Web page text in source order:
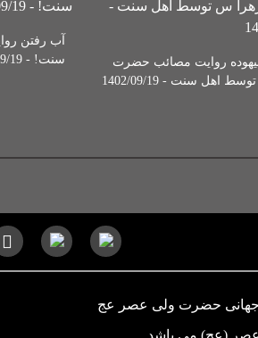
روایت مصائب حضرت
اهل سنت - 1402/09/19
آب رفتن
سنت! - 1402/09/19
جهانی حضرت ولی عصر عج
عصر (عج) می باشد